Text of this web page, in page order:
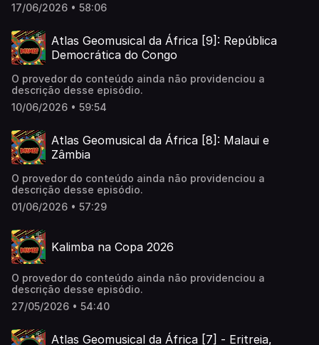
17/06/2026 • 58:06
Atlas Geomusical da África [9]: República
Democrática do Congo
O provedor do conteúdo ainda não providenciou a
descrição desse episódio.
10/06/2026 • 59:54
Atlas Geomusical da África [8]: Malaui e
Zâmbia
O provedor do conteúdo ainda não providenciou a
descrição desse episódio.
01/06/2026 • 57:29
Kalimba na Copa 2026
O provedor do conteúdo ainda não providenciou a
descrição desse episódio.
27/05/2026 • 54:40
Atlas Geomusical da África [7] - Eritreia,